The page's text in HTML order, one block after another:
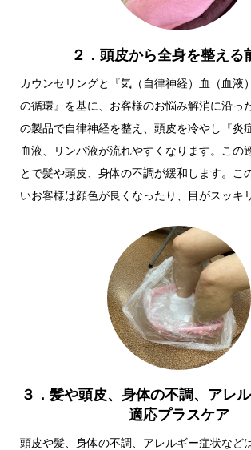
２．頭皮から全身を整える
カウンセリングと『気（自律神経）血（血液
の循環』を基に、お客様のお悩み解消に沿っ
の製品で自律神経を整え、頭皮を冷やし『炎
血液、リンパ液が流れやすくなります。この
とで髪や頭皮、身体の不調が緩和します。こ
いお客様は顔色が良くなったり、目がスッキ
３．髪や頭皮、身体の不調、アレ
適応プラスケア
頭皮や髪、身体の不調、アレルギー症状など